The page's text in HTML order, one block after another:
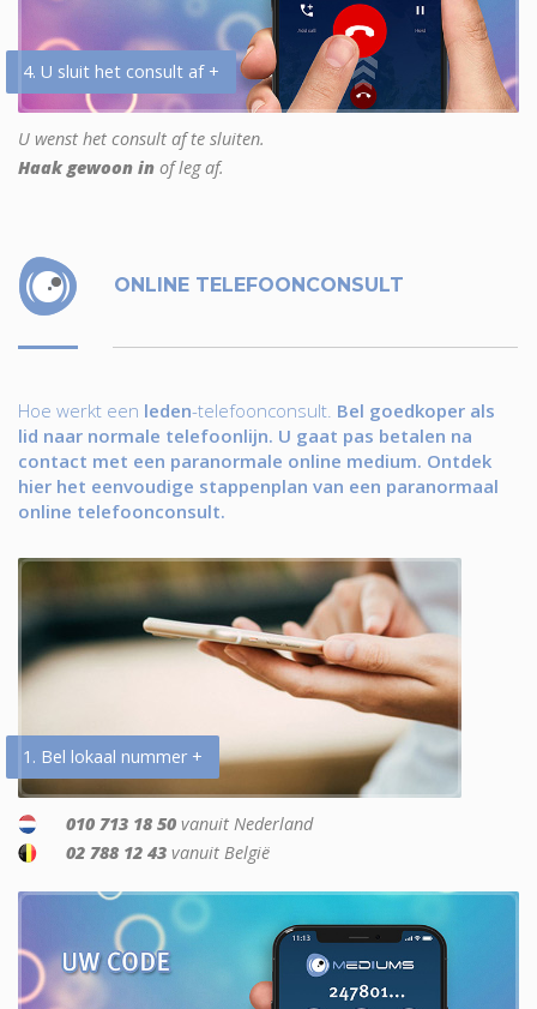
4. U sluit het consult af +
U wenst het consult af te sluiten.
Haak gewoon in of leg af.
ONLINE TELEFOONCONSULT
Hoe werkt een leden-telefoonconsult. Bel goedkoper als
lid naar normale telefoonlijn. U gaat pas betalen na
contact met een paranormale online medium. Ontdek
hier het eenvoudige stappenplan van een paranormaal
online telefoonconsult.
1. Bel lokaal nummer +
010 713 18 50 vanuit Nederland
02 788 12 43 vanuit België